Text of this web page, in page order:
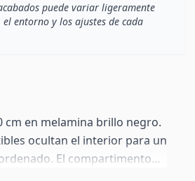
puede variar ligeramente
entorno y los ajustes de cada
cm en melamina brillo negro.
ocultan el interior para un
El compartimento